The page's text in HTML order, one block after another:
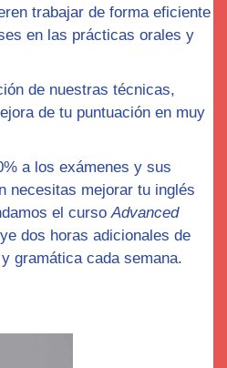
trabajar de forma eficiente
en las prácticas orales y
de nuestras técnicas,
de tu puntuación en muy
a los exámenes y sus
necesitas mejorar tu inglés
el cursoAdvanced
dos horas adicionales de
gramática cada semana.